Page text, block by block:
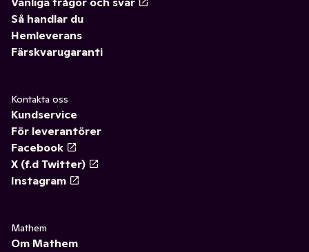
Så handlar du
Hemleverans
Färskvarugaranti
Kontakta oss
Kundservice
För leverantörer
Facebook
X (f.d Twitter)
Instagram
Mathem
Om Mathem